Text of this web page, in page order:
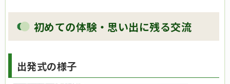
初めての体験・思い出に残る交流
出発式の様子